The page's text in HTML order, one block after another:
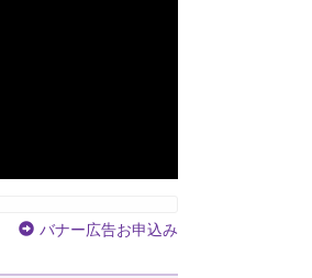
バナー広告お申込み